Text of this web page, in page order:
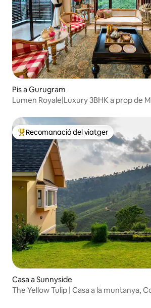
Pis a Gurugram
Lumen Royale|Luxury 3BHK a prop de
Principals recomanacions dels viatgers
Recomanació del viatger
Casa a Sunnyside
The Yellow Tulip | Casa a la muntanya,